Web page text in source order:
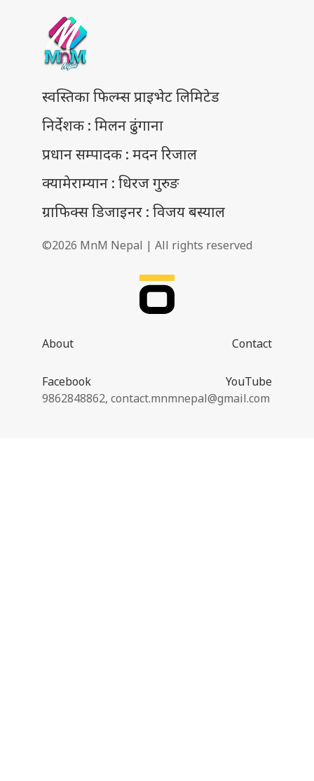
स्वस्तिका फिल्म्स प्राइभेट लिमिटेड
निर्देशक : मिलन ढुंगाना
प्रधान सम्पादक : मदन रिजाल
क्यामेराम्यान : धिरज गुरुङ
ग्राफिक्स डिजाइनर : विजय बस्याल
©2026 MnM Nepal | All rights reserved
About Contact
Facebook
YouTube
9862848862, contact.mnmnepal@gmail.com